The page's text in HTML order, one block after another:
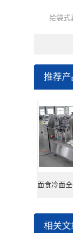
给袋式
推荐产
面食冷面
相关文